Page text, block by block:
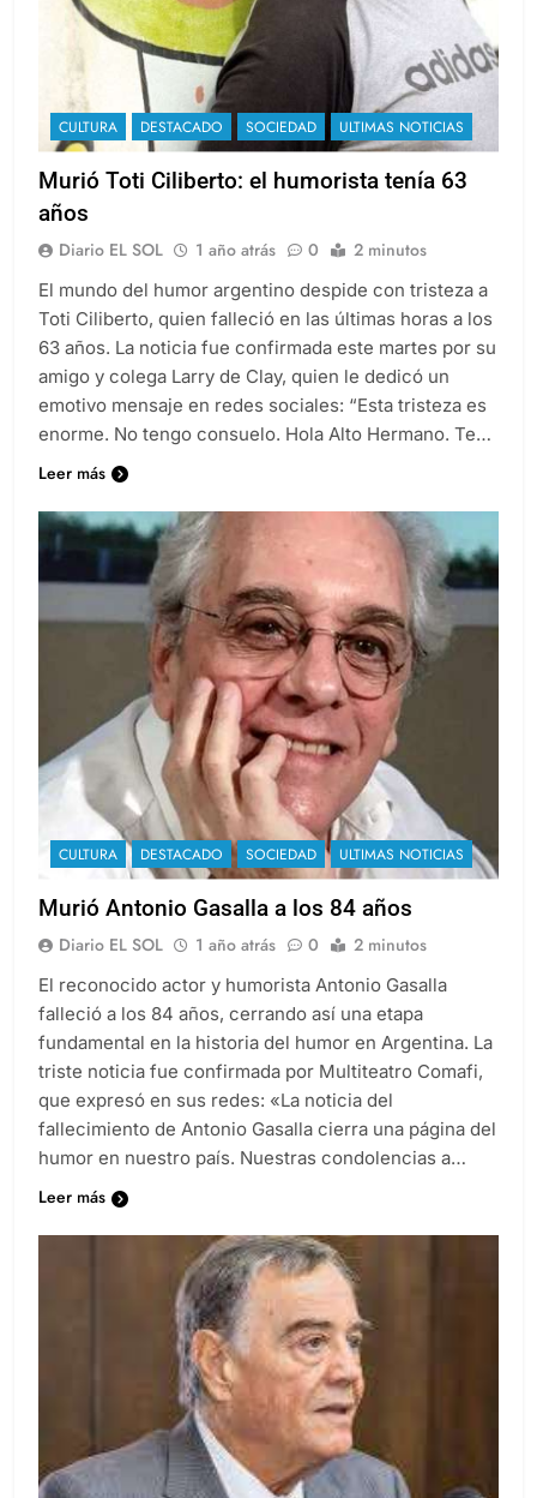
CULTURA DESTACADO SOCIEDAD ULTIMAS NOTICIAS
Murió Toti Ciliberto: el humorista tenía 63
años
Diario EL SOL 1 año atrás 0 2 minutos
El mundo del humor argentino despide con tristeza a
Toti Ciliberto, quien falleció en las últimas horas a los
63 años. La noticia fue confirmada este martes por su
amigo y colega Larry de Clay, quien le dedicó un
emotivo mensaje en redes sociales: “Esta tristeza es
enorme. No tengo consuelo. Hola Alto Hermano. Te…
Leer más
CULTURA DESTACADO SOCIEDAD ULTIMAS NOTICIAS
Murió Antonio Gasalla a los 84 años
Diario EL SOL 1 año atrás 0 2 minutos
El reconocido actor y humorista Antonio Gasalla
falleció a los 84 años, cerrando así una etapa
fundamental en la historia del humor en Argentina. La
triste noticia fue confirmada por Multiteatro Comafi,
que expresó en sus redes: «La noticia del
fallecimiento de Antonio Gasalla cierra una página del
humor en nuestro país. Nuestras condolencias a…
Leer más